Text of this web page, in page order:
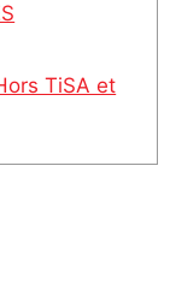
TiSA et